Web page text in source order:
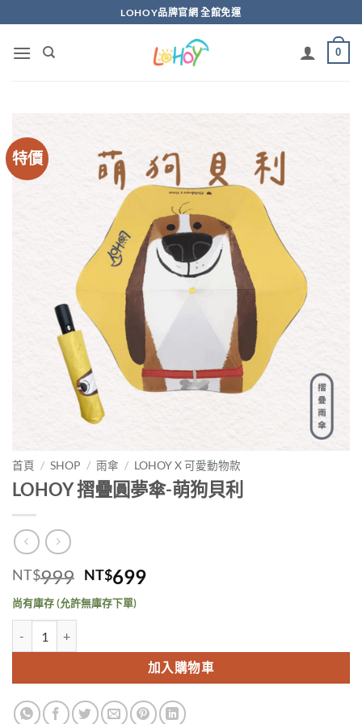
to
content
LOHOY品牌官網 全館免運
0
特價
首頁 / SHOP / 雨傘 / LOHOY X 可愛動物款
LOHOY 摺疊圓夢傘-萌狗貝利
NT$999 原
始
價
NT$999。
NT$699目
NT$699。
尚有庫存 (允許無庫存下單)
加入購物車